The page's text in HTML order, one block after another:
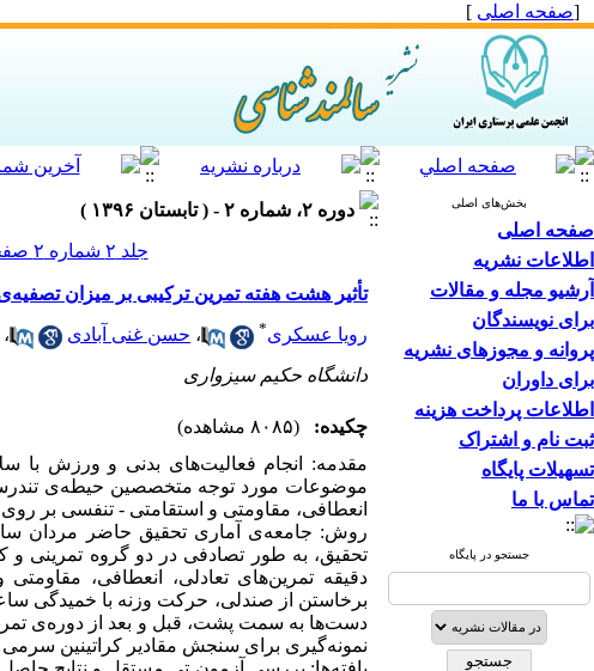
[صفحه اصلی ]
بخش‌های اصلی
صفحه اصلی
اطلاعات نشریه
آرشیو مجله و مقالات
برای نویسندگان
پروانه و مجوزهای نشریه
برای داوران
اطلاعات پرداخت هزینه
ثبت نام و اشتراک
تسهیلات پایگاه
تماس با ما
جستجو در پایگاه
دوره ۲، شماره ۲ - ( تابستان ۱۳۹۶ )
جلد ۲ شماره ۲ صفحات ۷۵-۶۵
تأثیر هشت هفته تمرین ترکیبی بر میزان
رویا عسکری* ، حسن غنی آبادی ،
دانشگاه حکیم سیزواری
چکیده:
(۸۰۸۵ مشاهده)
مقدمه: انجام فعالیت‌های بدنی و ورزش با
انعطافی، مقاومتی و استقامتی - تنفسی بر
نمونه‌گیری برای سنجش مقادیر کراتینین